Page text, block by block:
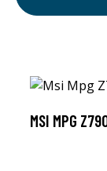
MSI MPG